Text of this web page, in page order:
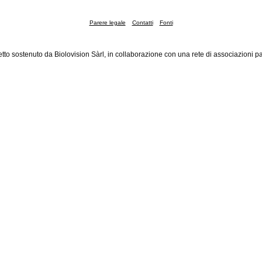
Parere legale Contatti Fonti
sostenuto da Biolovision Sàrl, in collaborazione con una rete di associazioni